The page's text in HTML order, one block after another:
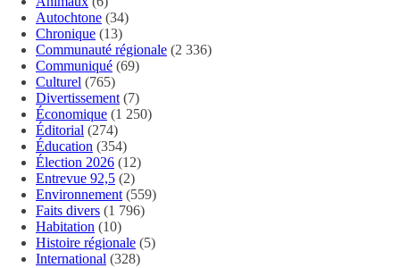
Autochtone (34)
Chronique (13)
Communauté régionale (2 336)
Communiqué (69)
Culturel (765)
Divertissement (7)
Économique (1 250)
Éditorial (274)
Éducation (354)
Élection 2026 (12)
Entrevue 92,5 (2)
Environnement (559)
Faits divers (1 796)
Habitation (10)
Histoire régionale (5)
International (328)